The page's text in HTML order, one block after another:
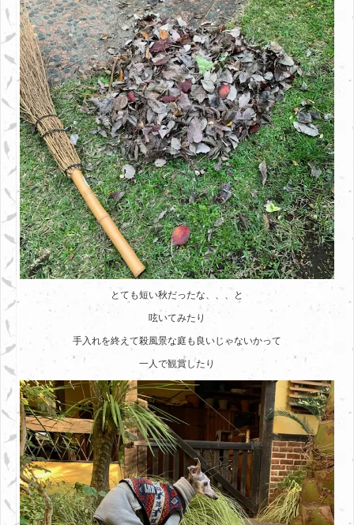
とても短い秋だったな、、、と
呟いてみたり
手入れを終えて殺風景な庭も良いじゃないかって
一人で観賞したり